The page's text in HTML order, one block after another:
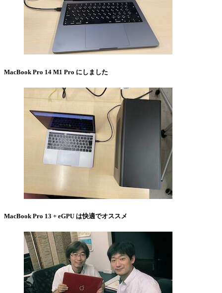
MacBook Pro 14 M1 Pro にしました
MacBook Pro 13 + eGPU は快適でオススメ